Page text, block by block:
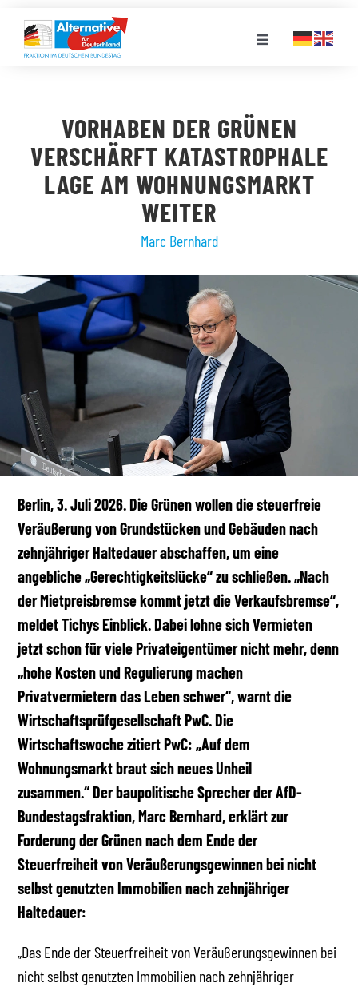
Inhalt
springen
Toggle
LANDESGRUPPEN
VERANSTALTUNGEN
STELLENPORTAL
MEDIATHEK
VORHABEN DER GRÜNEN
VERSCHÄRFT KATASTROPHALE
LAGE AM WOHNUNGSMARKT
WEITER
Marc Bernhard
Berlin, 3. Juli 2026. Die Grünen wollen die steuerfreie
Veräußerung von Grundstücken und Gebäuden nach
zehnjähriger Haltedauer abschaffen, um eine
angebliche „Gerechtigkeitslücke“ zu schließen. „Nach
der Mietpreisbremse kommt jetzt die Verkaufsbremse“,
meldet Tichys Einblick. Dabei lohne sich Vermieten
jetzt schon für viele Privateigentümer nicht mehr, denn
„hohe Kosten und Regulierung machen
Privatvermietern das Leben schwer“, warnt die
Wirtschaftsprüfgesellschaft PwC. Die
Wirtschaftswoche zitiert PwC: „Auf dem
Wohnungsmarkt braut sich neues Unheil
zusammen.“ Der baupolitische Sprecher der AfD-
Bundestagsfraktion, Marc Bernhard, erklärt zur
Forderung der Grünen nach dem Ende der
Steuerfreiheit von Veräußerungsgewinnen bei nicht
selbst genutzten Immobilien nach zehnjähriger
Haltedauer:
„Das Ende der Steuerfreiheit von Veräußerungsgewinnen bei
nicht selbst genutzten Immobilien nach zehnjähriger